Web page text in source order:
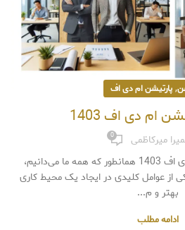
, پارتیشن ام دی اف
ام دی اف 1403
میرکاظمی 0
بررسی قیمت پارتیشن ام دی اف 1403 همانطور که همه ما می‌دانیم،
از عوامل کلیدی در ایجاد یک محیط کاری
بهتر و م...
ادامه مطلب